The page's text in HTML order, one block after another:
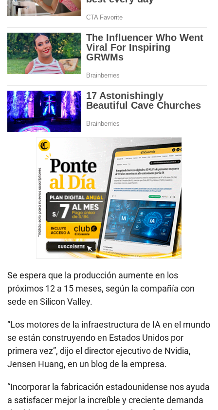
Se espera que la producción aumente en los
próximos 12 a 15 meses, según la compañía con
sede en Silicon Valley.
“Los motores de la infraestructura de IA en el mundo
se están construyendo en Estados Unidos por
primera vez”, dijo el director ejecutivo de Nvidia,
Jensen Huang, en un blog de la empresa.
“Incorporar la fabricación estadounidense nos ayuda
a satisfacer mejor la increíble y creciente demanda